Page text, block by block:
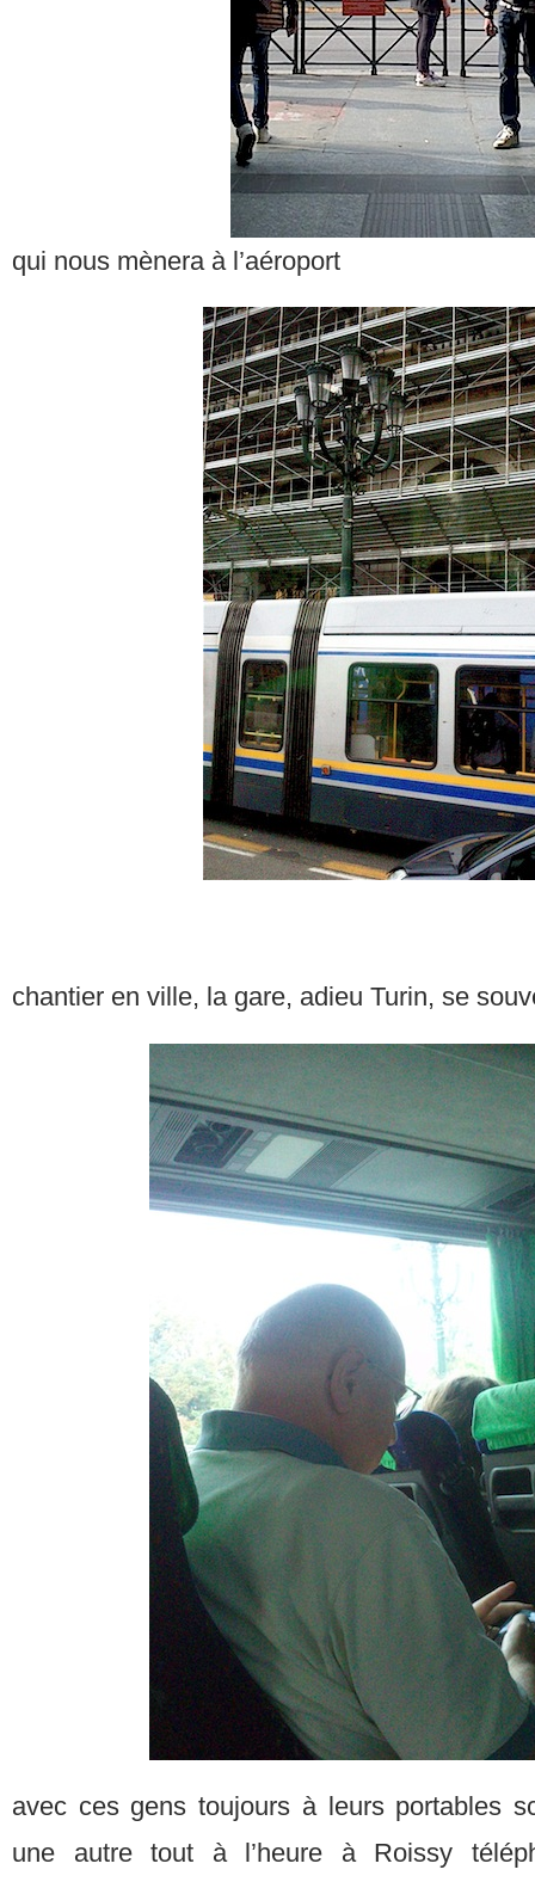
qui nous mènera à l’aéroport
chantier en ville, la gare, adieu Turin, se
avec ces gens toujours à leurs portables
une autre tout à l’heure à Roissy